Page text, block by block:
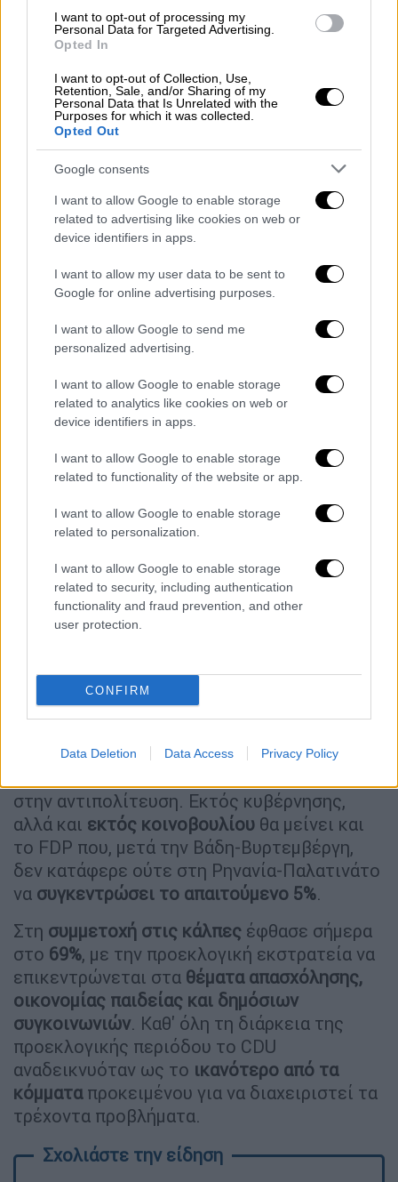
I want to opt-out of processing my
Personal Data for Targeted Advertising.
Opted In
I want to opt-out of Collection, Use,
Retention, Sale, and/or Sharing of my
Personal Data that Is Unrelated with the
Purposes for which it was collected.
Opted Out
Google consents
I want to allow Google to enable storage
related to advertising like cookies on web or
device identifiers in apps.
I want to allow my user data to be sent to
Google for online advertising purposes.
I want to allow Google to send me
personalized advertising.
I want to allow Google to enable storage
related to analytics like cookies on web or
device identifiers in apps.
I want to allow Google to enable storage
related to functionality of the website or app.
I want to allow Google to enable storage
related to personalization.
I want to allow Google to enable storage
related to security, including authentication
functionality and fraud prevention, and other
user protection.
CONFIRM
Data Deletion Data Access Privacy Policy
όριο του 5%έμειναν και οιΦιλελεύθεροι
(FDP) με 2,2% (-3,4)
αντιμετωπίζουν πλέονζήτημα ύπαρξης
Οι δηλώσεις CDU και SPD και το AfD
Ως«απόφαση αλλαγής», περιέγραψε ο
νικητής των εκλογών Γκόρντον Σνίντερ τη
νίκη του κόμματός του για πρώτη φορά
έπειτα από 35 χρόνιακαι επαίνεσε την
«ισχυρή θέληση» του CDU για τη νίκη.
Στόχος του, τόνισε, είναι η αποκατάσταση
αποτελεσματικότητας της πολιτικής
εξέφρασε από την άλλη πλευρά την
απογοήτευσή του για το αποτέλεσμα,
επισήμανε ωστόσο ότι το SPD συγκέντρωσε
στη Ρηνανία-Παλατινάτοπάνω από το
διπλάσιο ποσοστόαπό αυτό του κόμματος
σε εθνικό επίπεδο.
Τα δύο πρώτα κόμματαέχουν ήδη
αποκλείσει κάθε ενδεχόμενο συνεργασίας
την AfD, προκαλώντας την κριτική της
αρχηγού της ακροδεξιάς Αλίς Βάιντελ.
Σύμφωνα πάντως με τη σημερινή
δημοσκόπηση που διενήργησε το ARD, η AfD
είναι η πρώτη δύναμη μεταξύ των νέων 18-
κρατιδίου ωστόσοαντιτίθεται στην
προοπτική συμμετοχής της
ένας από τους «μικρούς» εταίρουςτου SPD
στην αντιπολίτευση. Εκτός κυβέρνησης,
αλλά και εκτός κοινοβουλίου θα μείνει και
το FDP που, μετά την Βάδη-Βυρτεμβέργη,
δεν κατάφερε ούτε στη Ρηνανία-Παλατινάτο
να συγκεντρώσει το απαιτούμενο 5%.
Στη συμμετοχή στις κάλπες έφθασε σήμερα
στο 69%, με την προεκλογική εκστρατεία να
επικεντρώνεται στα θέματα απασχόλησης,
οικονομίας παιδείας και δημόσιων
συγκοινωνιών. Καθ' όλη τη διάρκεια της
προεκλογικής περιόδου το CDU
αναδεικνυόταν ως το ικανότερο από τα
κόμματαπροκειμένου για να διαχειριστεί τα
τρέχοντα προβλήματα.